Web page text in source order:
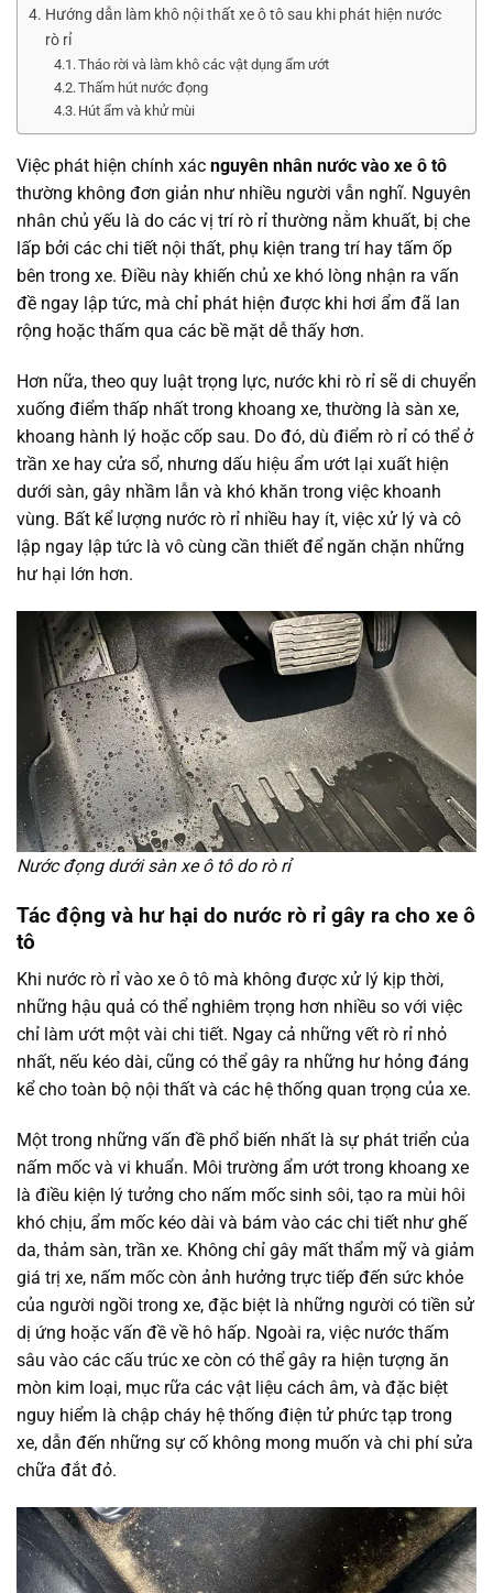
Hướng dẫn làm khô nội thất xe ô tô sau khi phát hiện nước
rò rỉ
Tháo rời và làm khô các vật dụng ẩm ướt
Thấm hút nước đọng
Hút ẩm và khử mùi
Việc phát hiện chính xác nguyên nhân nước vào xe ô tô
thường không đơn giản như nhiều người vẫn nghĩ. Nguyên
nhân chủ yếu là do các vị trí rò rỉ thường nằm khuất, bị che
lấp bởi các chi tiết nội thất, phụ kiện trang trí hay tấm ốp
bên trong xe. Điều này khiến chủ xe khó lòng nhận ra vấn
đề ngay lập tức, mà chỉ phát hiện được khi hơi ẩm đã lan
rộng hoặc thấm qua các bề mặt dễ thấy hơn.
Hơn nữa, theo quy luật trọng lực, nước khi rò rỉ sẽ di chuyển
xuống điểm thấp nhất trong khoang xe, thường là sàn xe,
khoang hành lý hoặc cốp sau. Do đó, dù điểm rò rỉ có thể ở
trần xe hay cửa sổ, nhưng dấu hiệu ẩm ướt lại xuất hiện
dưới sàn, gây nhầm lẫn và khó khăn trong việc khoanh
vùng. Bất kể lượng nước rò rỉ nhiều hay ít, việc xử lý và cô
lập ngay lập tức là vô cùng cần thiết để ngăn chặn những
hư hại lớn hơn.
Nước đọng dưới sàn xe ô tô do rò rỉ
Tác động và hư hại do nước rò rỉ gây ra cho xe ô
tô
Khi nước rò rỉ vào xe ô tô mà không được xử lý kịp thời,
những hậu quả có thể nghiêm trọng hơn nhiều so với việc
chỉ làm ướt một vài chi tiết. Ngay cả những vết rò rỉ nhỏ
nhất, nếu kéo dài, cũng có thể gây ra những hư hỏng đáng
kể cho toàn bộ nội thất và các hệ thống quan trọng của xe.
Một trong những vấn đề phổ biến nhất là sự phát triển của
nấm mốc và vi khuẩn. Môi trường ẩm ướt trong khoang xe
là điều kiện lý tưởng cho nấm mốc sinh sôi, tạo ra mùi hôi
khó chịu, ẩm mốc kéo dài và bám vào các chi tiết như ghế
da, thảm sàn, trần xe. Không chỉ gây mất thẩm mỹ và giảm
giá trị xe, nấm mốc còn ảnh hưởng trực tiếp đến sức khỏe
của người ngồi trong xe, đặc biệt là những người có tiền sử
dị ứng hoặc vấn đề về hô hấp. Ngoài ra, việc nước thấm
sâu vào các cấu trúc xe còn có thể gây ra hiện tượng ăn
mòn kim loại, mục rữa các vật liệu cách âm, và đặc biệt
nguy hiểm là chập cháy hệ thống điện tử phức tạp trong
xe, dẫn đến những sự cố không mong muốn và chi phí sửa
chữa đắt đỏ.